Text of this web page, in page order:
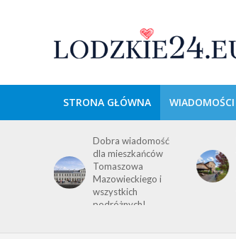
STRONA GŁÓWNA WIADOMOŚCI
Dobra wiadomość
dla mieszkańców
Tomaszowa
Mazowieckiego i
wszystkich
podróżnych!